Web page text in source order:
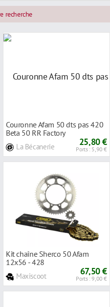
recherche
Couronne Afam 50 dts pas 420
Beta 50 RR Factory
La Bécanerie 25,80 €
Ports : 5,90 €
Kit chaîne Sherco 50 Afam
12x56 - 428
Maxiscoot 67,50 €
Ports : 9,00 €